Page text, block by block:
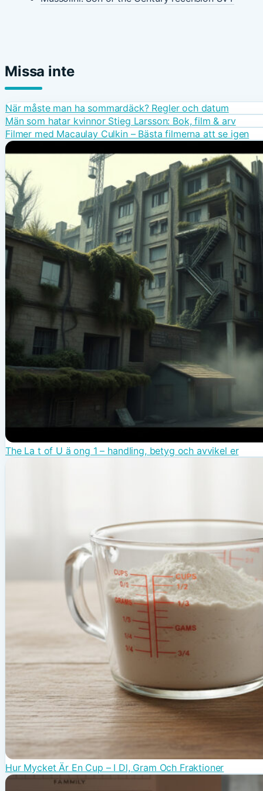
Missa inte
När måste man ha sommardäck? Regler och datum
Män som hatar kvinnor Stieg Larsson: Bok, film & arv
Filmer med Macaulay Culkin – Bästa filmerna att se igen
The La t of U ä ong 1 – handling, betyg och avvikel er
Hur Mycket Är En Cup – I Dl, Gram Och Fraktioner